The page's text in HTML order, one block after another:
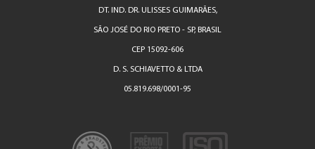
DT. IND. DR. ULISSES GUIMARÃES,
SÃO JOSÉ DO RIO PRETO - SP, BRASIL
CEP 15092-606
D. S. SCHIAVETTO & LTDA
05.819.698/0001-95